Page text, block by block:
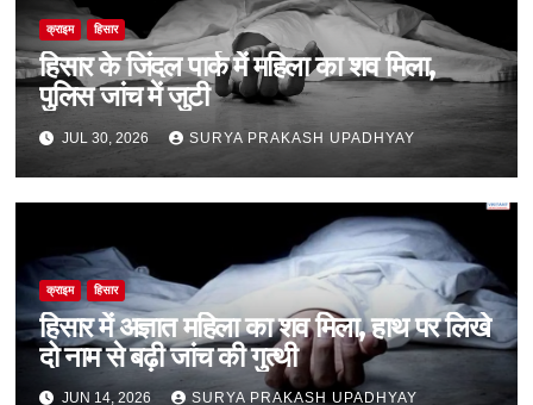
क्राइम हिसार
हिसार के जिंदल पार्क में महिला का शव मिला,
पुलिस जांच में जुटी
JUL 30, 2026 SURYA PRAKASH UPADHYAY
क्राइम हिसार
हिसार में अज्ञात महिला का शव मिला, हाथ पर लिखे
दो नाम से बढ़ी जांच की गुत्थी
JUN 14, 2026 SURYA PRAKASH UPADHYAY